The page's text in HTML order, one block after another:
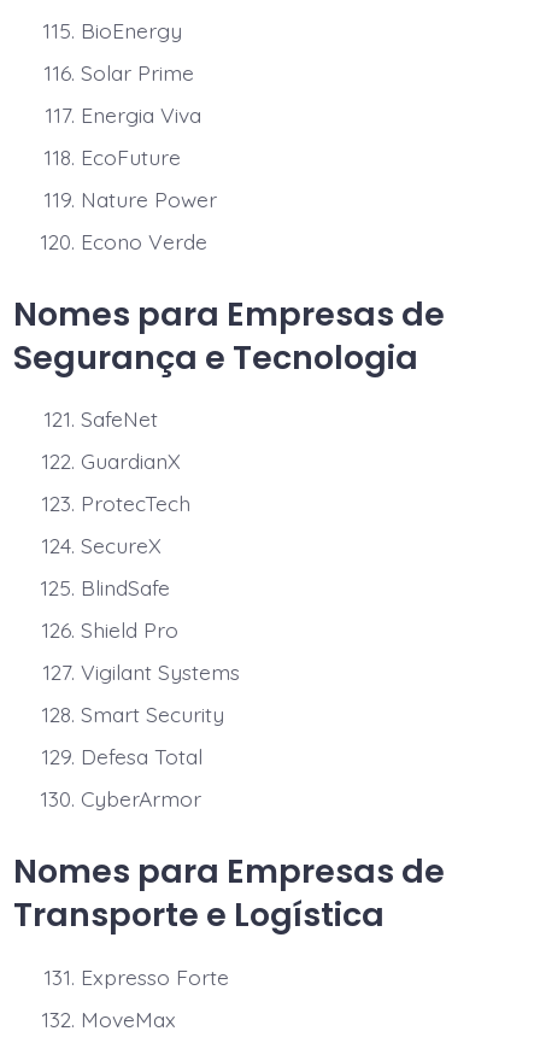
BioEnergy
Solar Prime
Energia Viva
EcoFuture
Nature Power
Econo Verde
Nomes para Empresas de
Segurança e Tecnologia
SafeNet
GuardianX
ProtecTech
SecureX
BlindSafe
Shield Pro
Vigilant Systems
Smart Security
Defesa Total
CyberArmor
Nomes para Empresas de
Transporte e Logística
Expresso Forte
MoveMax